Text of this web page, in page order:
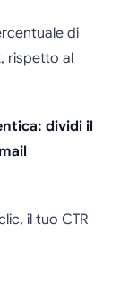
di
rispetto al
dividi il
il tuo CTR